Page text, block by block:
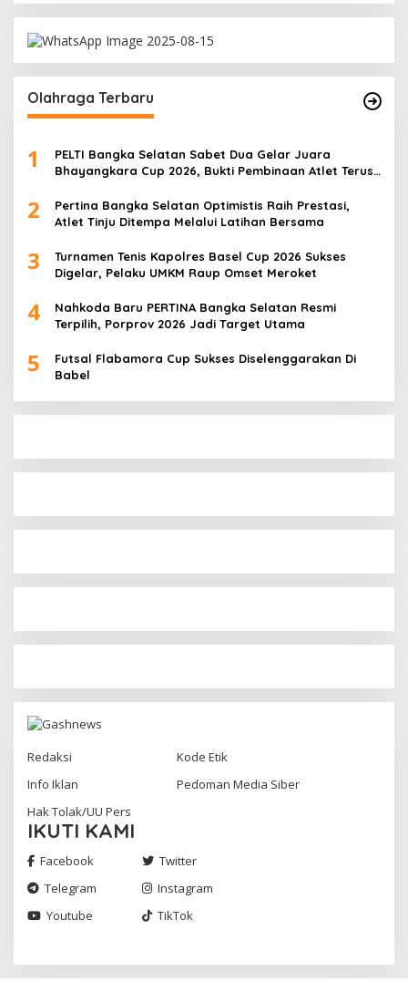
Olahraga Terbaru
1
PELTI Bangka Selatan Sabet Dua Gelar Juara
Bhayangkara Cup 2026, Bukti Pembinaan Atlet Terus
2
Pertina Bangka Selatan Optimistis Raih Prestasi,
Atlet Tinju Ditempa Melalui Latihan Bersama
3
Turnamen Tenis Kapolres Basel Cup 2026 Sukses
Digelar, Pelaku UMKM Raup Omset Meroket
4
Nahkoda Baru PERTINA Bangka Selatan Resmi
Terpilih, Porprov 2026 Jadi Target Utama
5
Futsal Flabamora Cup Sukses Diselenggarakan Di
Babel
Redaksi
Kode Etik
Info Iklan
Pedoman Media Siber
Hak Tolak/UU Pers
IKUTI KAMI
Facebook
Twitter
Telegram
Instagram
Youtube
TikTok